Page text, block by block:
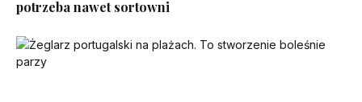
potrzeba nawet sortowni